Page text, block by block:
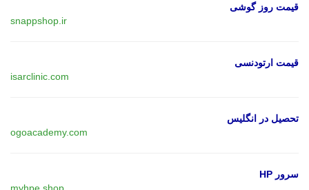
قیمت روز گوشی
snappshop.ir
قیمت ارتودنسی
isarclinic.com
تحصیل در انگلیس
ogoacademy.com
سرور HP
myhpe.shop